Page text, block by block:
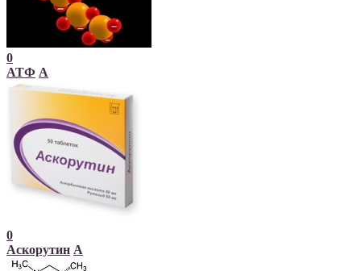
0
АТФ А
0
Аскорутин А